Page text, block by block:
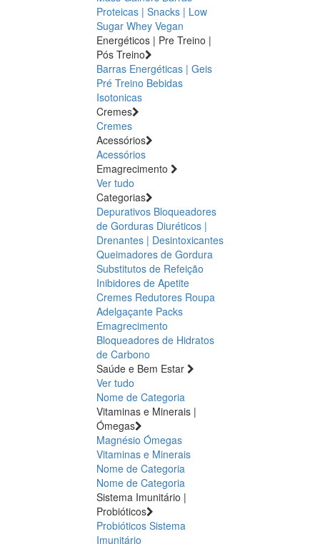
Proteicas | Snacks | Low
Sugar Whey Vegan
Energéticos | Pre Treino |
Pós Treino
Barras Energéticas | Geis
Pré Treino Bebidas
Isotonicas
Cremes
Cremes
Acessórios
Acessórios
Emagrecimento
Ver tudo
Categorias
Depurativos Bloqueadores
de Gorduras Diuréticos |
Drenantes | Desintoxicantes
Queimadores de Gordura
Substitutos de Refeição
Inibidores de Apetite
Cremes Redutores Roupa
Adelgaçante Packs
Emagrecimento
Bloqueadores de Hidratos
de Carbono
Saúde e Bem Estar
Ver tudo
Nome de Categoria
Vitaminas e Minerais |
Ómegas
Magnésio Ómegas
Vitaminas e Minerais
Nome de Categoria
Nome de Categoria
Sistema Imunitário |
Probióticos
Probióticos Sistema
Imunitário